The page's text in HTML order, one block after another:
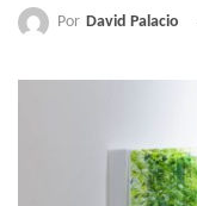
Por David Palacio